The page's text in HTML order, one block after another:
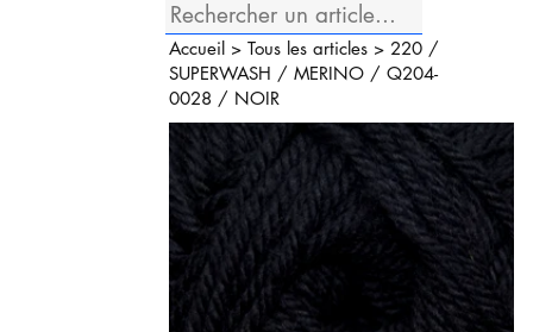
Accueil> Tous les articles> 220 /
SUPERWASH / MERINO / Q204-
0028 / NOIR